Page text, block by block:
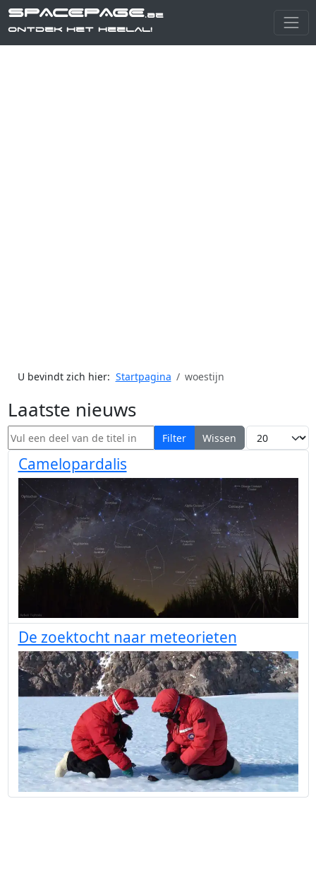
SPACEPAGE.be
Ontdek het heelal!
U bevindt zich hier: Startpagina woestijn
Laatste nieuws
Vul een deel van de titel in Filter Wissen Toon #
Camelopardalis
De zoektocht naar meteorieten